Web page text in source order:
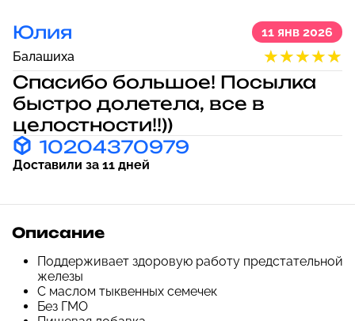
Юлия
11 янв 2026
Балашиха
Спасибо большое! Посылка
быстро долетела, все в
целостности!!))
10204370979
Доставили за 11 дней
Описание
Поддерживает здоровую работу предстательной
железы
С маслом тыквенных семечек
Без ГМО